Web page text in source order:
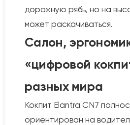
дорожную рябь, но на
может раскачиваться.
Салон,
«цифровой
разных мира
Кокпит Elantra CN7
ориентирован на